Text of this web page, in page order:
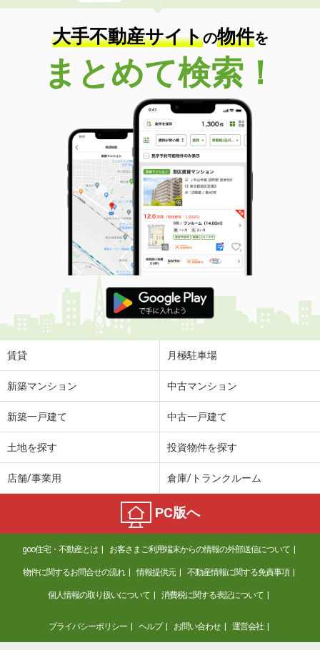
大手不動産サイトの物件を
まとめて検索！
賃貸 月極駐車場
新築マンション 中古マンション
新築一戸建て 中古一戸建て
土地を探す 投資物件を探す
店舗/事業用 倉庫/トランクルーム
PC版へ
goo住宅・不動産とは お客さまご利用端末からの情報の外部送信について
物件に関するお問合せの流れ 情報提供元 不動産情報に関する免責事項
個人情報の取り扱いについて 消費税に関する表記について
プライバシーポリシー ヘルプ お問い合わせ 運営会社